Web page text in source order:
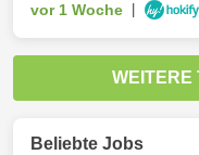
vor 1 Woche
WEITERE
Beliebte Jobs